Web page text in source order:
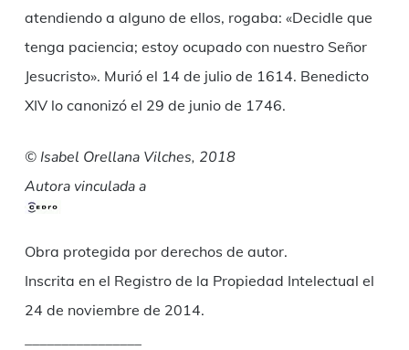
atendiendo a alguno de ellos, rogaba: «Decidle que
tenga paciencia; estoy ocupado con nuestro Señor
Jesucristo». Murió el 14 de julio de 1614. Benedicto
XIV lo canonizó el 29 de junio de 1746.
© Isabel Orellana Vilches, 2018
Autora vinculada a
Obra protegida por derechos de autor.
Inscrita en el Registro de la Propiedad Intelectual el
24 de noviembre de 2014.